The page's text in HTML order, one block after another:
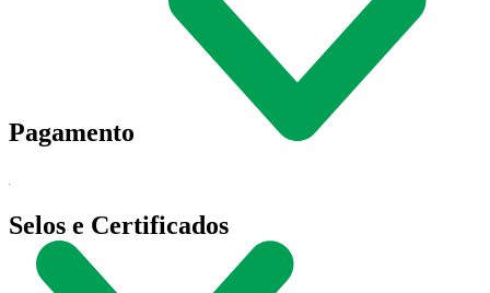
Pagamento
Selos e Certificados